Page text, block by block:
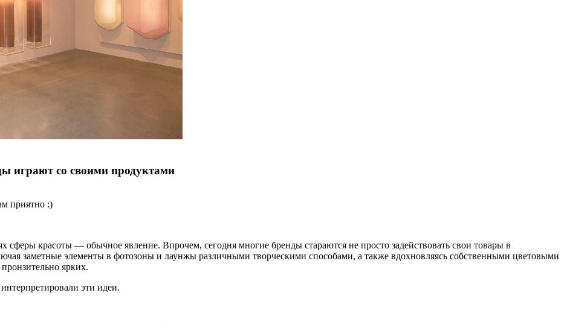
играют со своими продуктами
приятно :)
сферы красоты — обычное явление. Впрочем, сегодня многие бренды стараются не просто задействовать свои товары в
заметные элементы в фотозоны и лаунжы различными творческими способами, а также вдохновляясь собственными цветовыми
ярких.
эти идеи.